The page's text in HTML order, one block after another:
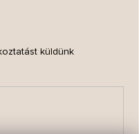
küldünk